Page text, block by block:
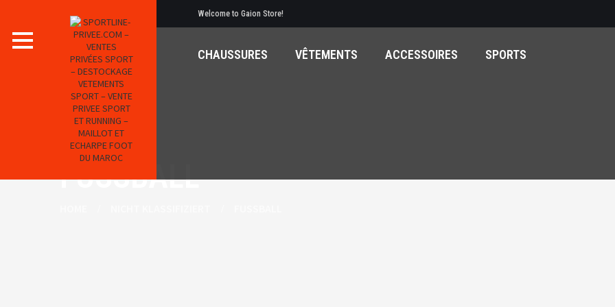
Welcome to Gaion Store!
CHAUSSURES VÊTEMENTS ACCESSOIRES SPORTS
FUSSBALL